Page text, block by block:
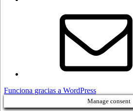
Funciona gracias a WordPress
Manage consent